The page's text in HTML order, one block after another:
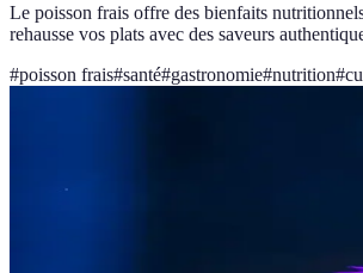
Le poisson frais offre des bienfaits
rehausse vos plats avec des saveurs
#poisson frais#santé#gastronomie#nutrition#